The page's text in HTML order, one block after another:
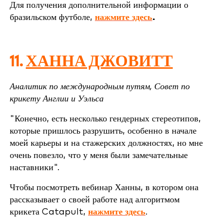
Для получения дополнительной информации о
бразильском футболе, нажмите здесь.
11.ХАННА ДЖОВИТТ
Аналитик по международным путям, Совет по
крикету Англии и Уэльса
"Конечно, есть несколько гендерных стереотипов,
которые пришлось разрушить, особенно в начале
моей карьеры и на стажерских должностях, но мне
очень повезло, что у меня были замечательные
наставники".
Чтобы посмотреть вебинар Ханны, в котором она
рассказывает о своей работе над алгоритмом
крикета Catapult, нажмите здесь.